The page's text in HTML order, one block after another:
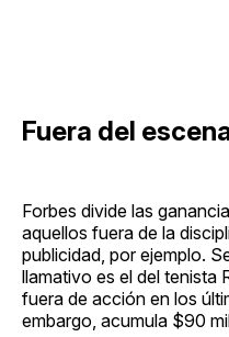
Fuera del
Forbes divide las
aquellos fuera de la
publicidad, por ejemplo.
llamativo es el del tenista
fuera de acción en los
embargo, acumula $90